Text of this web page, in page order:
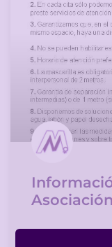
Asociación
Estimadas